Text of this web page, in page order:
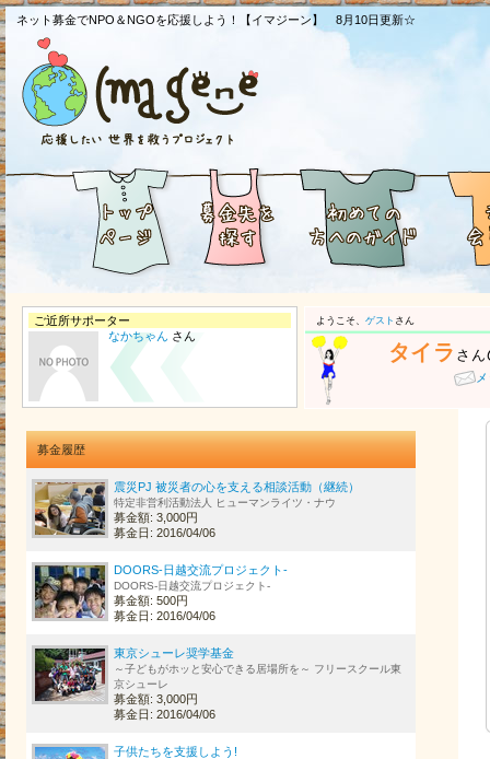
ネット募金でNPO＆NGOを応援しよう！【イマジーン】 8月10日更新☆
ご近所サポーター
なかちゃん さん
ようこそ、 ゲスト さん
タイラ さん
募金履歴
震災PJ 被災者の心を支える相談活動（継続）
特定非営利活動法人 ヒューマンライツ・ナウ
募金額: 3,000円
募金日: 2016/04/06
DOORS-日越交流プロジェクト-
DOORS-日越交流プロジェクト-
募金額: 500円
募金日: 2016/04/06
東京シューレ奨学基金
～子どもがホッと安心できる居場所を～ フリースクール東
京シューレ
募金額: 3,000円
募金日: 2016/04/06
子供たちを支援しよう!